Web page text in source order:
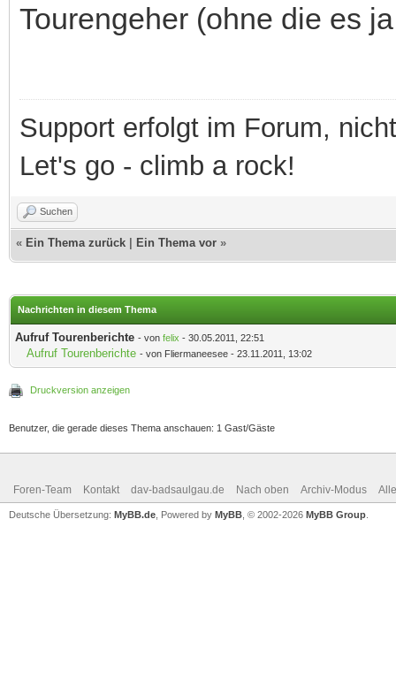
Tourengeher (ohne die es
Support erfolgt im Forum,
Let's go - climb a rock!
Suchen
« Ein Thema zurück Ein Thema vor »
Nachrichten in diesem Thema
Aufruf Tourenberichte - von felix - 30.05.2011, 22:51
Aufruf Tourenberichte - von Fliermaneesee - 23.11.2011, 13:02
Druckversion anzeigen
Benutzer, die gerade dieses Thema anschauen: 1 Gast/Gäste
Foren-Team Kontakt dav-badsaulgau.de Nach oben Archiv-Modus
Deutsche Übersetzung: MyBB.de , Powered by MyBB , © 2002-2026 MyBB Group